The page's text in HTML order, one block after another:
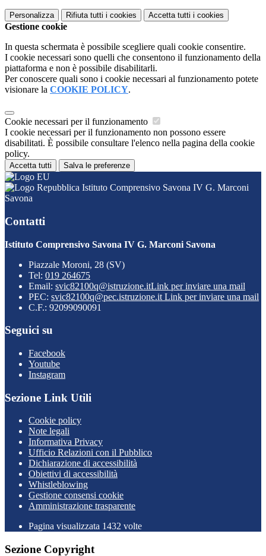
Personalizza Rifiuta tutti i cookies Accetta tutti i cookies
Gestione cookie
In questa schermata è possibile scegliere quali cookie consentire.
I cookie necessari sono quelli che consentono il funzionamento della
piattaforma e non è possibile disabilitarli.
Per conoscere quali sono i cookie necessari al funzionamento potete
visionare la COOKIE POLICY.
Cookie necessari per il funzionamento
I cookie necessari per il funzionamento non possono essere
disabilitati. È possibile consultare l'elenco nella pagina della cookie
policy.
Accetta tutti Salva le preferenze
Istituto Comprensivo Savona IV G. Marconi
Savona
Contatti
Istituto Comprensivo Savona IV G. Marconi Savona
Piazzale Moroni, 28 (SV)
Tel: 019 264675
Email: svic82100q@istruzione.itLink per inviare una mail
PEC: svic82100q@pec.istruzione.it Link per inviare una mail
C.F.: 92099090091
Seguici su
Facebook
Youtube
Instagram
Sezione Link Utili
Cookie policy
Note legali
Informativa Privacy
Ufficio Relazioni con il Pubblico
Dichiarazione di accessibilità
Obiettivi di accessibilità
Whistleblowing
Gestione consensi cookie
Amministrazione trasparente
Pagina visualizzata 1432 volte
Sezione Copyright